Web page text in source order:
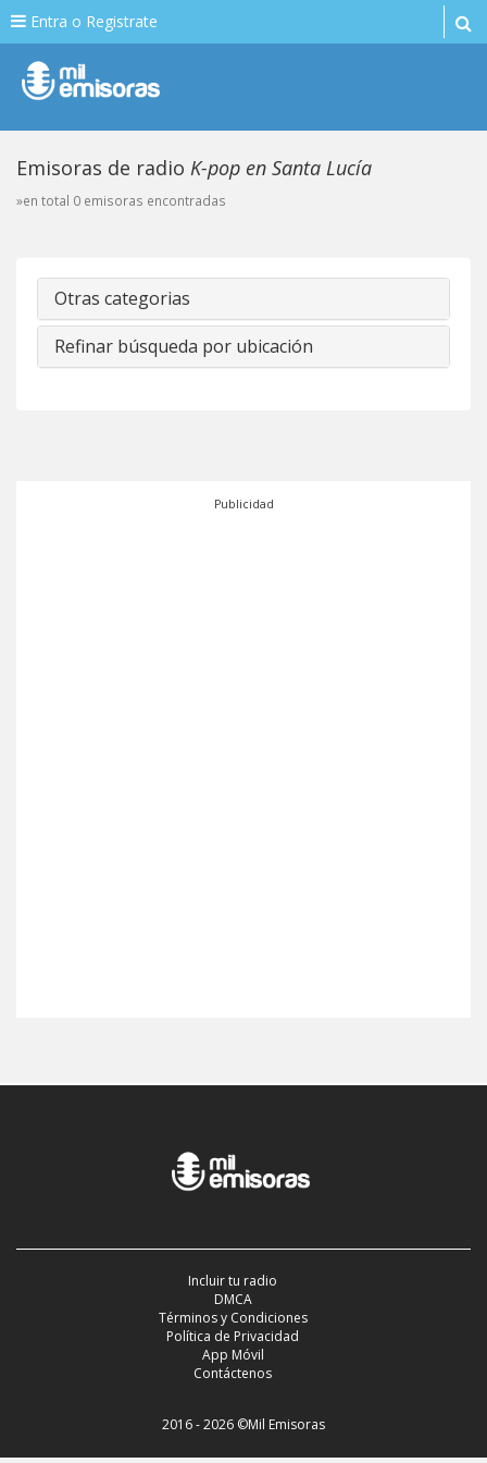
Entra o Registrate
Emisoras de radio K-pop en Santa Lucía
»en total 0 emisoras encontradas
Otras categorias
Refinar búsqueda por ubicación
Publicidad
Incluir tu radio
DMCA
Términos y Condiciones
Política de Privacidad
App Móvil
Contáctenos
2016 - 2026 ©Mil Emisoras